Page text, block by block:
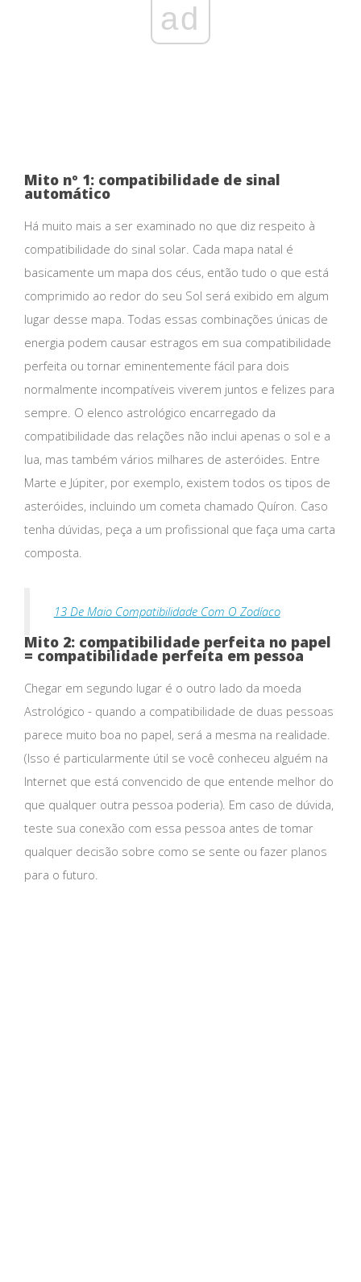
ad
Mito nº 1: compatibilidade de sinal
automático
Há muito mais a ser examinado no que diz respeito à
compatibilidade do sinal solar. Cada mapa natal é
basicamente um mapa dos céus, então tudo o que está
comprimido ao redor do seu Sol será exibido em algum
lugar desse mapa. Todas essas combinações únicas de
energia podem causar estragos em sua compatibilidade
perfeita ou tornar eminentemente fácil para dois
normalmente incompatíveis viverem juntos e felizes para
sempre. O elenco astrológico encarregado da
compatibilidade das relações não inclui apenas o sol e a
lua, mas também vários milhares de asteróides. Entre
Marte e Júpiter, por exemplo, existem todos os tipos de
asteróides, incluindo um cometa chamado Quíron. Caso
tenha dúvidas, peça a um profissional que faça uma carta
composta.
13 De Maio Compatibilidade Com O Zodíaco
Mito 2: compatibilidade perfeita no papel
= compatibilidade perfeita em pessoa
Chegar em segundo lugar é o outro lado da moeda
Astrológico - quando a compatibilidade de duas pessoas
parece muito boa no papel, será a mesma na realidade.
(Isso é particularmente útil se você conheceu alguém na
Internet que está convencido de que entende melhor do
que qualquer outra pessoa poderia). Em caso de dúvida,
teste sua conexão com essa pessoa antes de tomar
qualquer decisão sobre como se sente ou fazer planos
para o futuro.